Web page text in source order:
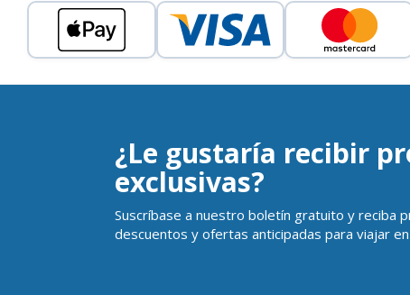
¿Le gustaría recibir
exclusivas?
Suscríbase a nuestro boletín gratuito y reciba
descuentos y ofertas anticipadas para viajar